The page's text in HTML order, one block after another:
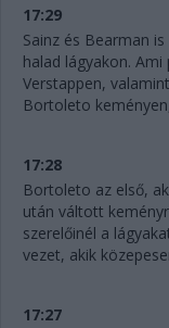
17:29
Sainz és Bearman
halad lágyakon.
Verstappen,
Bortoleto
17:28
Bortoleto az első,
után váltott
szerelőinél a
vezet, akik
17:27